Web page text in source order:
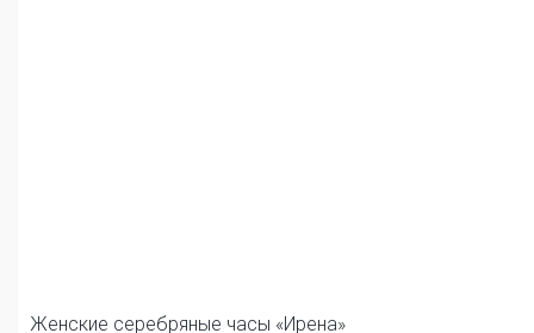
Женские серебряные часы «Ирена»